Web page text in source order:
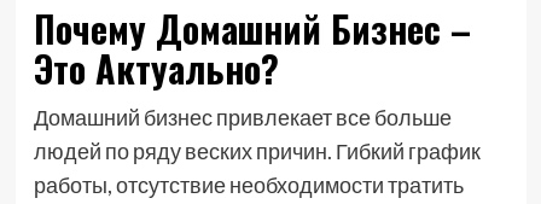
Почему Домашний Бизнес –
Это Актуально?
Домашний бизнес привлекает все больше
людей по ряду веских причин. Гибкий график
работы, отсутствие необходимости тратить